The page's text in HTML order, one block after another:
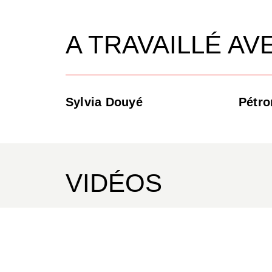
A TRAVAILLÉ
Sylvia Douyé
VIDÉOS